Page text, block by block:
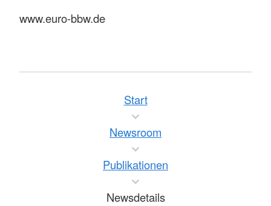
www.euro-bbw.de
Start
Newsroom
Publikationen
Newsdetails